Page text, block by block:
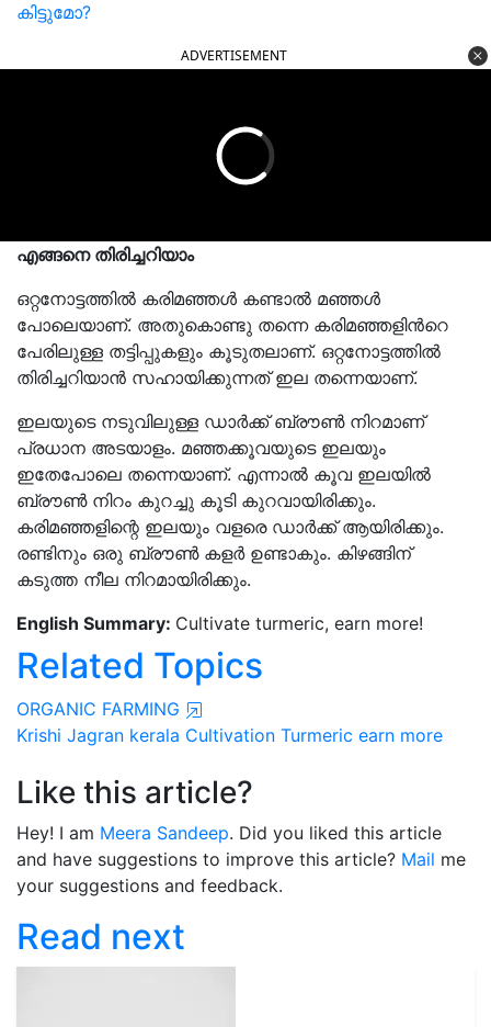
കിട്ടുമോ?
ADVERTISEMENT
എങ്ങനെ തിരിച്ചറിയാം
ഒറ്റനോട്ടത്തില്‍ കരിമഞ്ഞള്‍ കണ്ടാല്‍ മഞ്ഞള്‍
പോലെയാണ്. അതുകൊണ്ടു തന്നെ കരിമഞ്ഞളിൻറെ
പേരിലുള്ള തട്ടിപ്പുകളും കൂടുതലാണ്. ഒറ്റനോട്ടത്തില്‍
തിരിച്ചറിയാന്‍ സഹായിക്കുന്നത് ഇല തന്നെയാണ്.
ഇലയുടെ നടുവിലുള്ള ഡാര്‍ക്ക് ബ്രൗണ്‍ നിറമാണ്
പ്രധാന അടയാളം. മഞ്ഞക്കൂവയുടെ ഇലയും
ഇതേപോലെ തന്നെയാണ്. എന്നാല്‍ കൂവ ഇലയിൽ
ബ്രൗണ്‍ നിറം കുറച്ചു കൂടി കുറവായിരിക്കും.
കരിമഞ്ഞളിന്റെ ഇലയും വളരെ ഡാര്‍ക്ക് ആയിരിക്കും.
രണ്ടിനും ഒരു ബ്രൗണ്‍ കളര്‍ ഉണ്ടാകും. കിഴങ്ങിന്
കടുത്ത നീല നിറമായിരിക്കും.
English Summary: Cultivate turmeric, earn more!
Related Topics
ORGANIC FARMING
Krishi Jagran kerala Cultivation Turmeric earn more
Like this article?
Hey! I am Meera Sandeep. Did you liked this article
and have suggestions to improve this article? Mail me
your suggestions and feedback.
Read next